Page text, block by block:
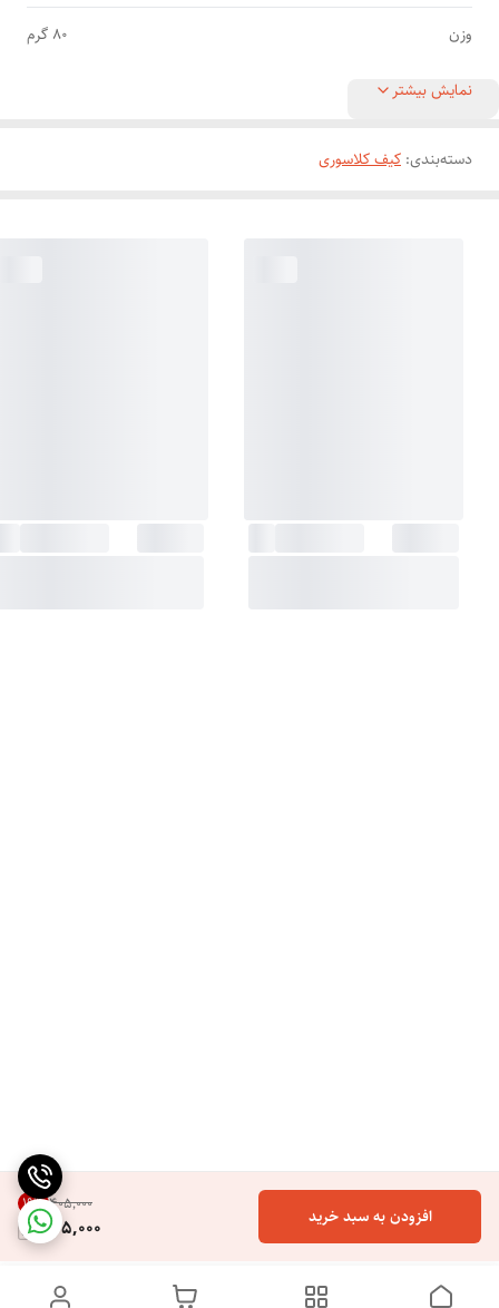
۴۰۵٬۰۰۰ 19%
325,000 افزودن به سبد خرید
وزن 80 گرم
نمایش بیشتر
دسته‌بندی: کیف کلاسوری